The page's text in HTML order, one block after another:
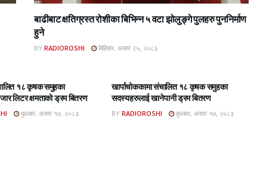
बाढीबाट क्षतिग्रस्त रोशीका बिभिन्न ५ वटा झोलुङ्गे पुलहरु पुननिर्माण
हुने
BY RADIOROSHI बिहिबार, असार २५, २०८३
१८ कृषक समुहका
लिटर क्षमताको ड्रम बितरण
बुधबार, असार १७, २०८३
खार्पाचोककामा संचालित १८ कृषक समुहका
सदस्यहरुलाई खानेपानी ड्रम बितरण
BY RADIOROSHI बुधबार, असार १७, २०८३